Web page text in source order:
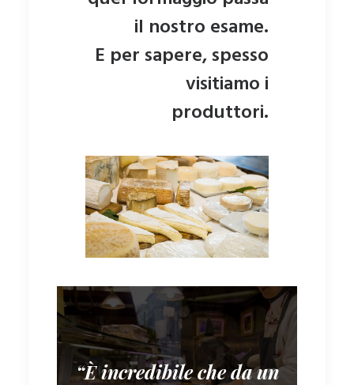
il nostro esame.
E per sapere, spesso
visitiamo i
produttori.
“È incredibile che da un